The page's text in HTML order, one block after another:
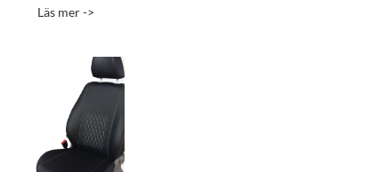
Läs mer ->